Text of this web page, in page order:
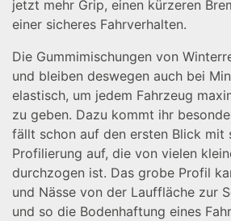
jetzt mehr Grip, einen kürzeren
einer sicheres Fahrverhalten.
Die Gummimischungen von
und bleiben deswegen auch bei
elastisch, um jedem Fahrzeug
zu geben. Dazu kommt ihr
fällt schon auf den ersten Blick mit
Profilierung auf, die von vielen
durchzogen ist. Das grobe Profil
und Nässe von der Lauffläche zur
und so die Bodenhaftung eines